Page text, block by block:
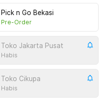
Pick n Go Bekasi
Pre-Order
Toko Jakarta Pusat
Habis
Toko Cikupa
Habis